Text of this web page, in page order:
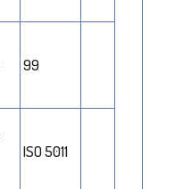
99
ISO 5011